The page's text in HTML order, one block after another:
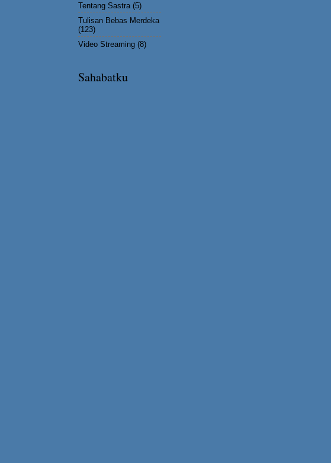
Tentang Sastra (5)
Tulisan Bebas Merdeka
(123)
Video Streaming (8)
Sahabatku